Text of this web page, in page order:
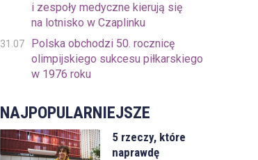
i zespoły medyczne kierują się
na lotnisko w Czaplinku
31.07
Polska obchodzi 50. rocznicę
olimpijskiego sukcesu piłkarskiego
w 1976 roku
NAJPOPULARNIEJSZE
5 rzeczy, które
naprawdę